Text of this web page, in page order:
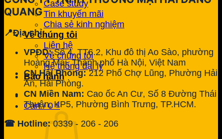
Case study
Tin khuyến mãi
Chia sẻ kinh nghiệm
Về chúng tôi
Liên hệ
Về chúng tôi
Hệ thống đại lý
Bảo hành
Cart /0₫
QUANG
📍Địa chỉ:
VPĐD:Số 4, TT6.2, Khu đô thị Ao Sào, phường
Hoàng Mai, Thành phố Hà Nội, Việt Nam
CN Hải Phòng:212 Phố Chợ Lũng, Phường Hải
An, Hải Phòng.
CN Miền Nam: Cao ốc An Cư, Số 8 Đường Thái
Thuận, KP5, Phường Bình Trưng, TP.HCM.
☎ Hotline:0339 - 206 - 206